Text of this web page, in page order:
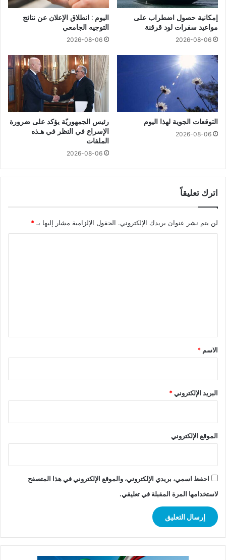
إمكانية حصول اضطراب على
مواعيد سفرات لود قرقنة
2026-08-06
اليوم : انطلاق الإعلان عن نتائج
التوجيه الجامعي
2026-08-06
التوقعات الجوية لهذا اليوم
2026-08-06
رئيس الجمهوريّة يؤكد على ضرورة
الإسراع في النظر في هـذه
الملفات
2026-08-06
اترك تعليقاً
لن يتم نشر عنوان بريدك الإلكتروني. الحقول الإلزامية مشار إليها بـ *
*
الاسم *
البريد الإلكتروني*
الموقع الإلكتروني
احفظ اسمي، بريدي الإلكتروني، والموقع الإلكتروني في هذا المتصفح
لاستخدامها المرة المقبلة في تعليقي.